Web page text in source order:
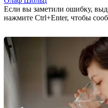
Если вы заметили ошибку,
нажмите Ctrl+Enter, чтобы